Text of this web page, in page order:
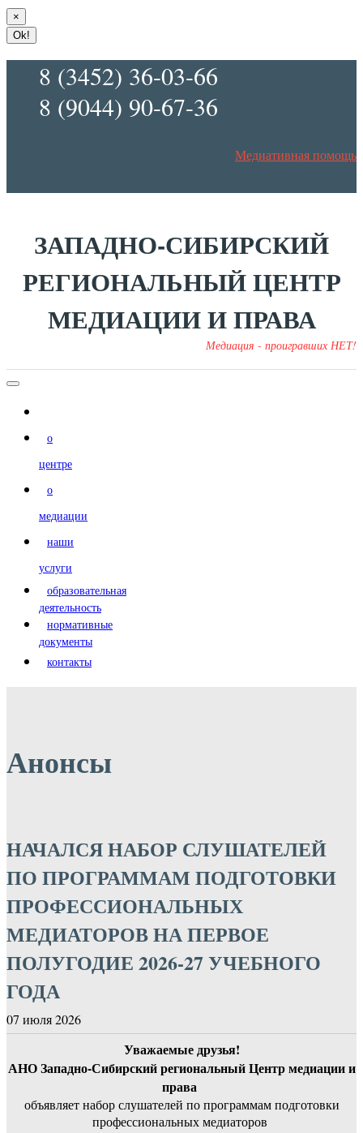
×
Ok!
8 (3452) 36-03-66
8 (9044) 90-67-36
Медиативная помощь
ЗАПАДНО-СИБИРСКИЙ
РЕГИОНАЛЬНЫЙ ЦЕНТР
МЕДИАЦИИ И ПРАВА
Медиация - проигравших НЕТ!
о
центре
о
медиации
наши
услуги
образовательная
деятельность
нормативные
документы
контакты
Анонсы
НАЧАЛСЯ НАБОР СЛУШАТЕЛЕЙ
ПО ПРОГРАММАМ ПОДГОТОВКИ
ПРОФЕССИОНАЛЬНЫХ
МЕДИАТОРОВ НА ПЕРВОЕ
ПОЛУГОДИЕ 2026-27 УЧЕБНОГО
ГОДА
07 июля 2026
Уважаемые друзья!
АНО Западно-Сибирский региональный Центр медиации и
права
объявляет набор слушателей по программам подготовки
профессиональных медиаторов